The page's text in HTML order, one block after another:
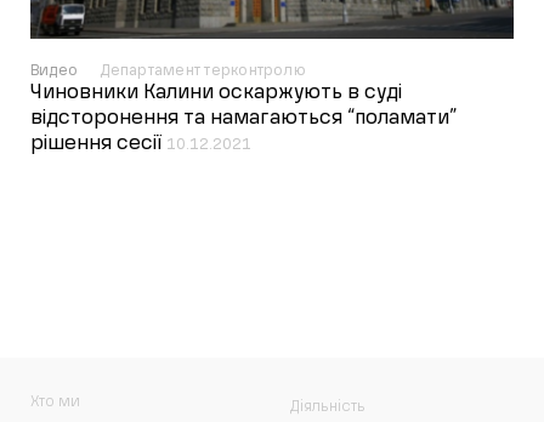
Видео Департамент терконтролю
Чиновники Калини оскаржують в суді
відсторонення та намагаються “поламати”
рішення сесії 10.12.2021
Хто ми Діяльність